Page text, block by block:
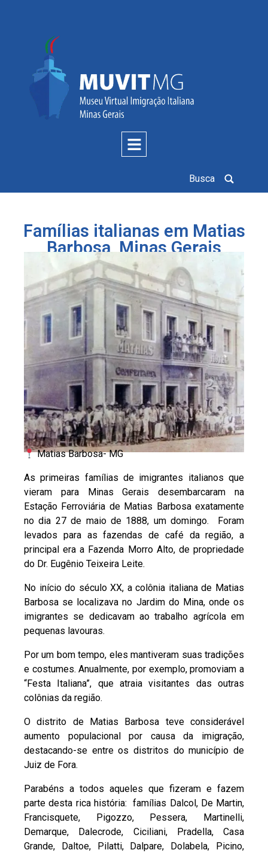
Busca
Famílias italianas em Matias
Barbosa, Minas Gerais
Matias Barbosa- MG
As primeiras famílias de imigrantes italianos que
vieram para Minas Gerais desembarcaram na
Estação Ferroviária de Matias Barbosa exatamente
no dia 27 de maio de 1888, um domingo. Foram
levados para as fazendas de café da região, a
principal era a Fazenda Morro Alto, de propriedade
do Dr. Eugênio Teixeira Leite.
No início do século XX, a colônia italiana de Matias
Barbosa se localizava no Jardim do Mina, onde os
imigrantes se dedicavam ao trabalho agrícola em
pequenas lavouras.
Por um bom tempo, eles mantiveram suas tradições
e costumes. Anualmente, por exemplo, promoviam a
“Festa Italiana”, que atraia visitantes das outras
colônias da região.
O distrito de Matias Barbosa teve considerável
aumento populacional por causa da imigração,
destacando-se entre os distritos do município de
Juiz de Fora.
Parabéns a todos aqueles que fizeram e fazem
parte desta rica história: famílias Dalcol, De Martin,
Francisquete, Pigozzo, Pessera, Martinelli,
Demarque, Dalecrode, Ciciliani, Pradella, Casa
Grande, Daltoe, Pilatti, Dalpare, Dolabela, Picino,